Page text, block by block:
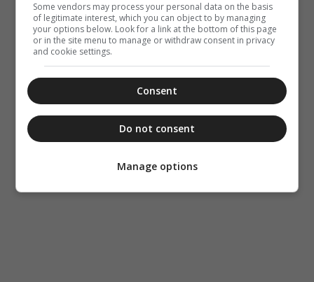
Some vendors may process your personal data on the basis
of legitimate interest, which you can object to by managing
your options below. Look for a link at the bottom of this page
or in the site menu to manage or withdraw consent in privacy
and cookie settings.
Consent
Do not consent
Manage options